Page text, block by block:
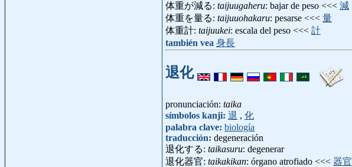
体重が減る: taijuugaheru: bajar de peso <<< 減
体重を量る: taijuuohakaru: pesarse <<< 量
体重計: taijuukei: escala del peso <<< 計
también vea 身長
退化
pronunciación: taika
símbolos kanji: 退 , 化
palabra clave: biología
traducción: degeneración
退化する: taikasuru: degenerar
退化器官: taikakikan: órgano atrofiado <<< 器官